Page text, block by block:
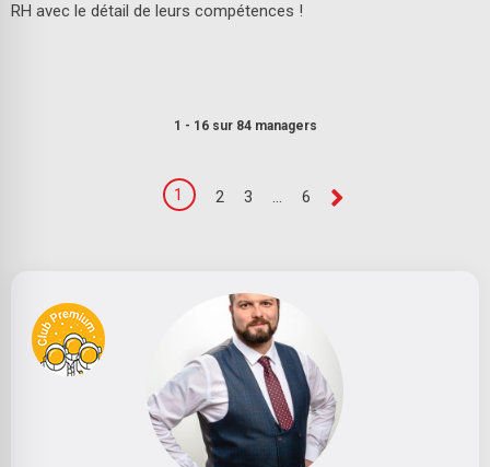
Mois Année
MOBILITÉ
RH avec le détail de leurs compétences !
1 - 16 sur 84 managers
1 2 3 ... 6